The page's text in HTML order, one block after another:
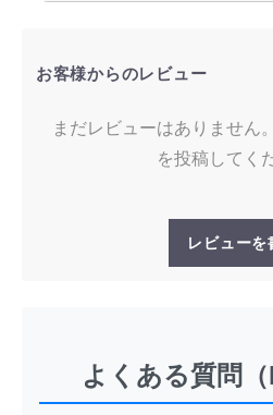
お客様からのレビュー
まだレビューはありません
を投稿してく
レビューを
よくある質問（